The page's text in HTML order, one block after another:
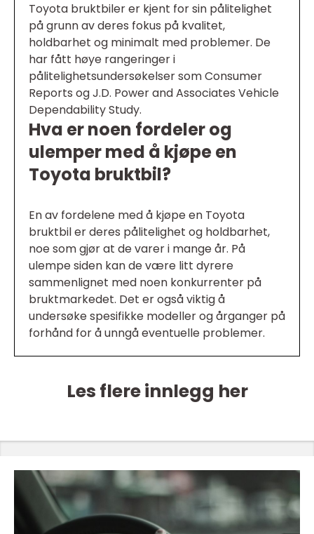
Toyota bruktbiler er kjent for sin pålitelighet
på grunn av deres fokus på kvalitet,
holdbarhet og minimalt med problemer. De
har fått høye rangeringer i
pålitelighetsundersøkelser som Consumer
Reports og J.D. Power and Associates Vehicle
Dependability Study.
Hva er noen fordeler og
ulemper med å kjøpe en
Toyota bruktbil?
En av fordelene med å kjøpe en Toyota
bruktbil er deres pålitelighet og holdbarhet,
noe som gjør at de varer i mange år. På
ulempe siden kan de være litt dyrere
sammenlignet med noen konkurrenter på
bruktmarkedet. Det er også viktig å
undersøke spesifikke modeller og årganger på
forhånd for å unngå eventuelle problemer.
Les flere innlegg her